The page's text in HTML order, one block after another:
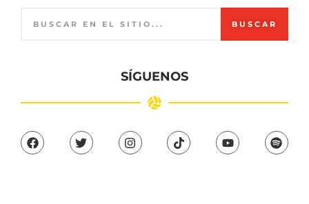
BUSCAR
SÍGUENOS